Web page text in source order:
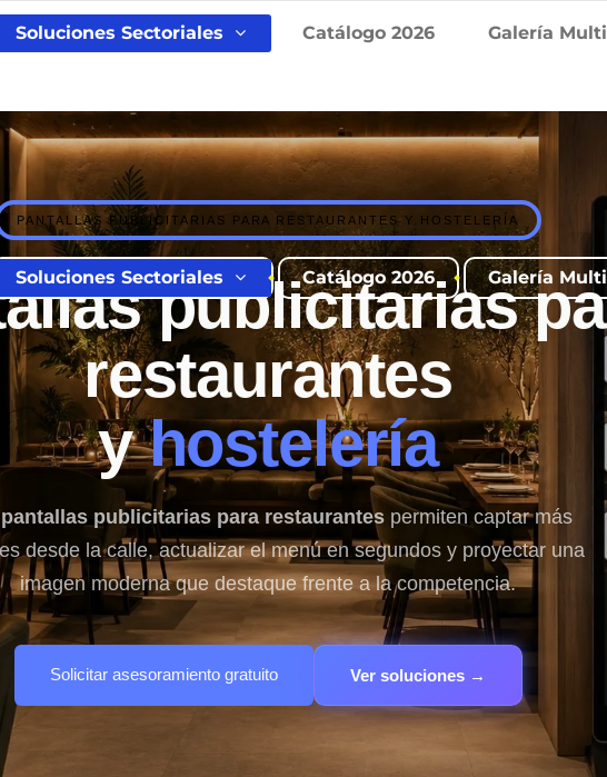
Soluciones Sectoriales Catálogo 2026 Galería
Soluciones Sectoriales Catálogo 2026 Galería
PANTALLAS PUBLICITARIAS PARA RESTAURANTES Y HOSTELERÍA
publicitarias
restaurantes
yhostelería
pantallas publicitarias para restaurantes permiten captar más
desde la calle, actualizar el menú en segundos y proyectar una
imagen moderna que destaque frente a la competencia.
Solicitar asesoramiento gratuito Ver soluciones →